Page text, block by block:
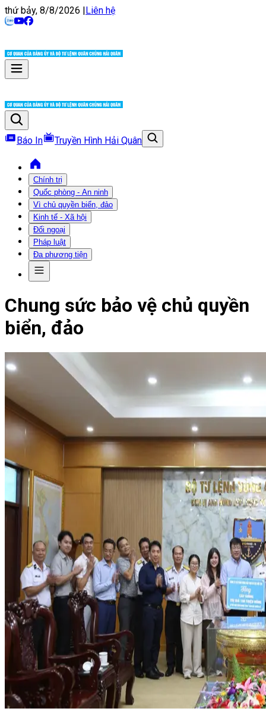
thứ bảy, 8/8/2026 |Liên hệ
Báo In Truyền Hình Hải Quân
Chính trị
Quốc phòng - An ninh
Vì chủ quyền biển, đảo
Kinh tế - Xã hội
Đối ngoại
Pháp luật
Đa phương tiện
Chung sức bảo vệ chủ quyền
biển, đảo